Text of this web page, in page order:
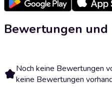
Bewertungen und
Noch keine Bewertungen
keine Bewertungen